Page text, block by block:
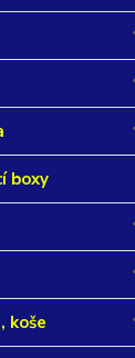
boxy
koše